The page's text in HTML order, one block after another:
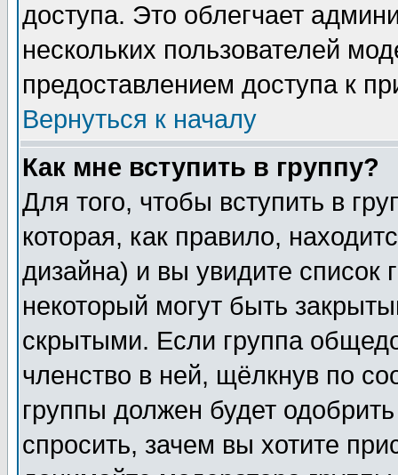
доступа. Это облегчает
нескольких пользователей
предоставлением доступа к
Вернуться к началу
Как мне вступить в группу?
Для того, чтобы вступить в
которая, как правило,
дизайна) и вы увидите список
некоторый могут быть
скрытыми. Если группа
членство в ней, щёлкнув по
группы должен будет
спросить, зачем вы хотите